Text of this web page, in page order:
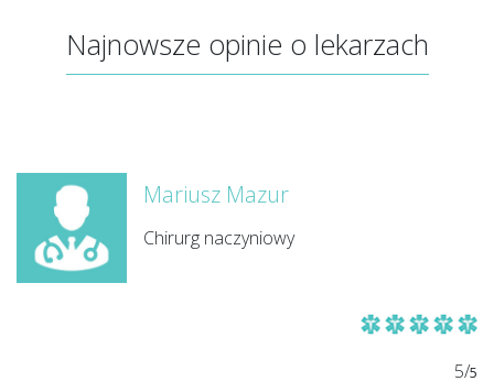
Najnowsze opinie o lekarzach
Mariusz Mazur
Chirurg naczyniowy
5/5